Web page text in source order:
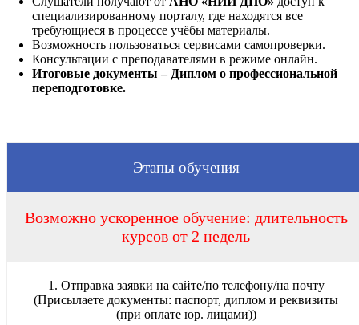
специализированному порталу, где находятся все
требующиеся в процессе учёбы материалы.
Возможность пользоваться сервисами самопроверки.
Консультации с преподавателями в режиме онлайн.
Итоговые документы – Диплом о профессиональной
переподготовке.
Этапы обучения
Возможно ускоренное обучение: длительность
курсов от 2 недель
1. Отправка заявки на сайте/по телефону/на почту
(Присылаете документы: паспорт, диплом и реквизиты
(при оплате юр. лицами))